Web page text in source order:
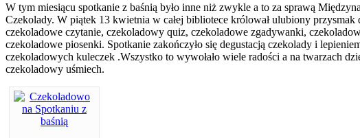
W tym miesiącu spotkanie z baśnią było inne niż zwykle a to za sprawą
Czekolady. W piątek 13 kwietnia w całej bibliotece królował ulubiony przysmak
czekoladowe czytanie, czekoladowy quiz, czekoladowe zgadywanki,
czekoladowe piosenki. Spotkanie zakończyło się degustacją czekolady i
czekoladowych kuleczek .Wszystko to wywołało wiele radości a na twarzach
czekoladowy uśmiech.